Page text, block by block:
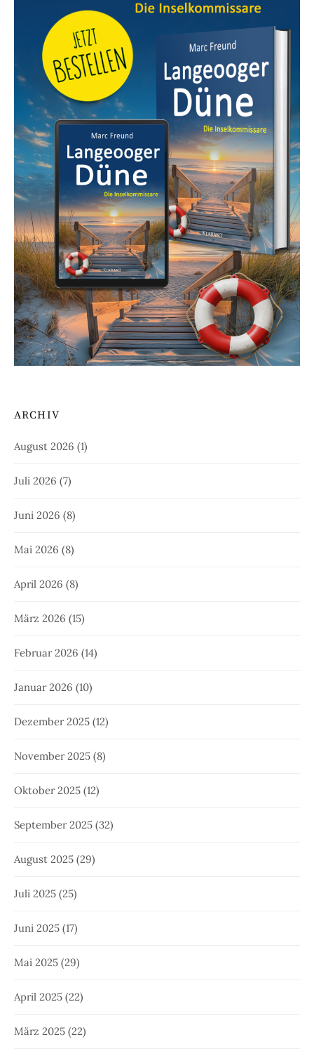
ARCHIV
August 2026 (1)
Juli 2026 (7)
Juni 2026 (8)
Mai 2026 (8)
April 2026 (8)
März 2026 (15)
Februar 2026 (14)
Januar 2026 (10)
Dezember 2025 (12)
November 2025 (8)
Oktober 2025 (12)
September 2025 (32)
August 2025 (29)
Juli 2025 (25)
Juni 2025 (17)
Mai 2025 (29)
April 2025 (22)
März 2025 (22)